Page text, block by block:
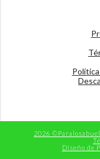
2026
Diseño de